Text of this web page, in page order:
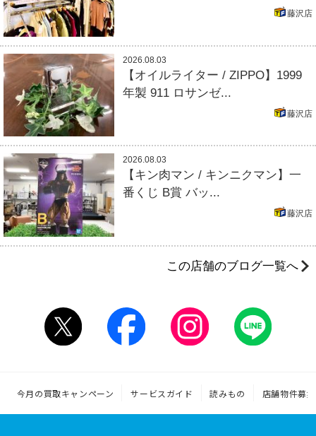
藤沢店
2026.08.03
【オイルライター / ZIPPO】1999
年製 911 ロサンゼ...
藤沢店
2026.08.03
【キン肉マン / キンニクマン】一
番くじ B賞 バッ...
藤沢店
この店舗のブログ一覧へ
今月の買取キャンペーン サービスガイド 読みもの 店舗物件募集